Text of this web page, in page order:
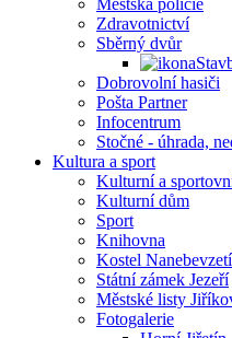
Městská policie
Zdravotnictví
Sběrný dvůr
Dobrovolní hasiči
Pošta Partner
Infocentrum
Stočné - úhrada,
Kultura a sport
Kulturní a
Kulturní dům
Sport
Knihovna
Kostel
Státní zámek Jezeří
Městské listy
Fotogalerie